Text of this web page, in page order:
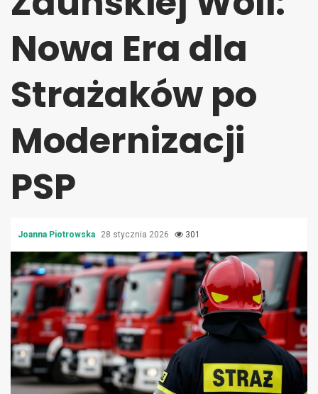
Nowa Era dla
Strażaków po
Modernizacji
PSP
Joanna Piotrowska 28 stycznia 2026 301